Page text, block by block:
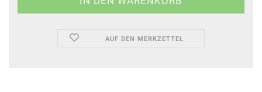
AUF DEN MERKZETTEL